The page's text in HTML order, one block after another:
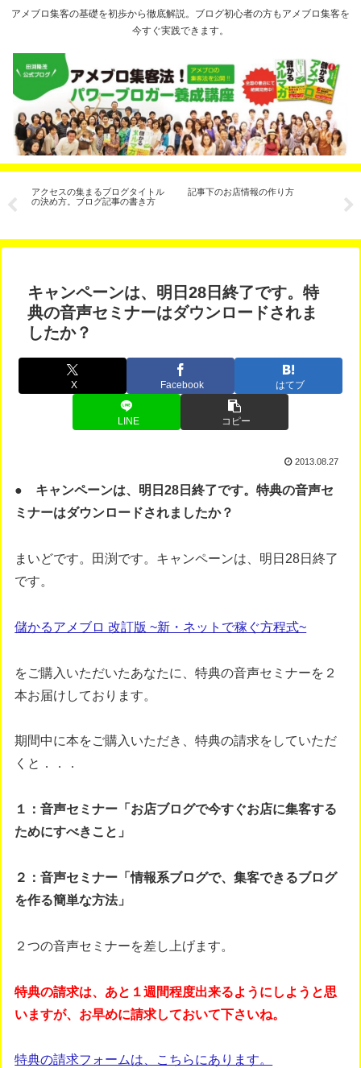
アメブロ集客の基礎を初歩から徹底解説。ブログ初心者の方もアメブロ集客を
今すぐ実践できます。
アクセスの集まるブログタイトル
の決め方。ブログ記事の書き方
記事下のお店情報の作り方
ー
る
キャンペーンは、明日28日終了です。特
典の音声セミナーはダウンロードされま
したか？
X Facebook はてブ
LINE コピー
2013.08.27
● キャンペーンは、明日28日終了です。特典の音声セ
ミナーはダウンロードされましたか？
まいどです。田渕です。キャンペーンは、明日28日終了
です。
儲かるアメブロ 改訂版 ~新・ネットで稼ぐ方程式~
をご購入いただいたあなたに、特典の音声セミナーを２
本お届けしております。
期間中に本をご購入いただき、特典の請求をしていただ
くと．．．
１：音声セミナー「お店ブログで今すぐお店に集客する
ためにすべきこと」
２：音声セミナー「情報系ブログで、集客できるブログ
を作る簡単な方法」
２つの音声セミナーを差し上げます。
特典の請求は、あと１週間程度出来るようにしようと思
いますが、お早めに請求しておいて下さいね。
特典の請求フォームは、こちらにあります。